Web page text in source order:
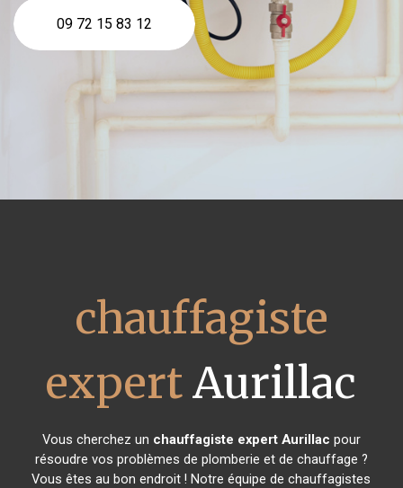
09 72 15 83 12
chauffagiste
expertAurillac
Vous cherchez un chauffagiste expert Aurillac pour
résoudre vos problèmes de plomberie et de chauffage ?
Vous êtes au bon endroit ! Notre équipe de chauffagistes